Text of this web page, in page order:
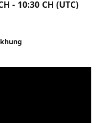
- 10:30 CH (UTC)